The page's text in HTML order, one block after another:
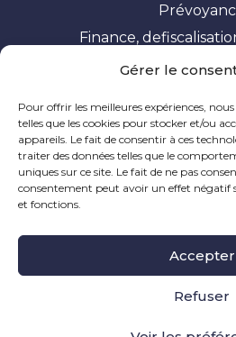
Gérer le
Pour offrir les meilleures expériences,
telles que les cookies pour stocker et/ou
appareils. Le fait de consentir à ces
traiter des données telles que le
uniques sur ce site. Le fait de ne pas
consentement peut avoir un effet négatif
et fonctions.
Accepter
Refuser
Finance,
Vos
Constituer et valoriser
Optimisation
Préparer sa
Ingénierie
Légales|
novembre